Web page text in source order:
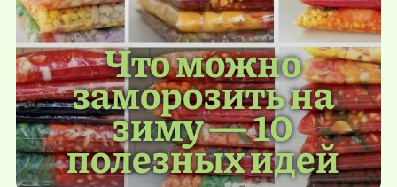
Что можно
заморозить на
зиму — 10
полезных идей